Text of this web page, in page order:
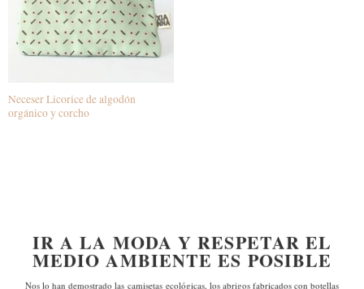
Neceser Licorice de algodón
orgánico y corcho
IR A LA MODA Y RESPETAR EL
MEDIO AMBIENTE ES POSIBLE
Nos lo han demostrado las camisetas ecológicas, los abrigos fabricados con botellas